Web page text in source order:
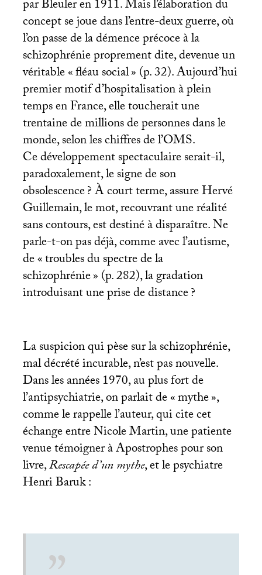
par Bleuler en 1911. Mais l’élaboration du
concept se joue dans l’entre-deux guerre, où
l’on passe de la démence précoce à la
schizophrénie proprement dite, devenue un
véritable «fléau social» (p. 32). Aujourd’hui
premier motif d’hospitalisation à plein
temps en France, elle toucherait une
trentaine de millions de personnes dans le
monde, selon les chiffres de l’OMS.
Ce développement spectaculaire serait-il,
paradoxalement, le signe de son
obsolescence? À court terme, assure Hervé
Guillemain, le mot, recouvrant une réalité
sans contours, est destiné à disparaître. Ne
parle-t-on pas déjà, comme avec l’autisme,
de «troubles du spectre de la
schizophrénie» (p. 282), la gradation
introduisant une prise de distance?
La suspicion qui pèse sur la schizophrénie,
mal décrété incurable, n’est pas nouvelle.
Dans les années 1970, au plus fort de
l’antipsychiatrie, on parlait de «mythe»,
comme le rappelle l’auteur, qui cite cet
échange entre Nicole Martin, une patiente
venue témoigner à Apostrophes pour son
livre,Rescapée d’un mythe, et le psychiatre
Henri Baruk :